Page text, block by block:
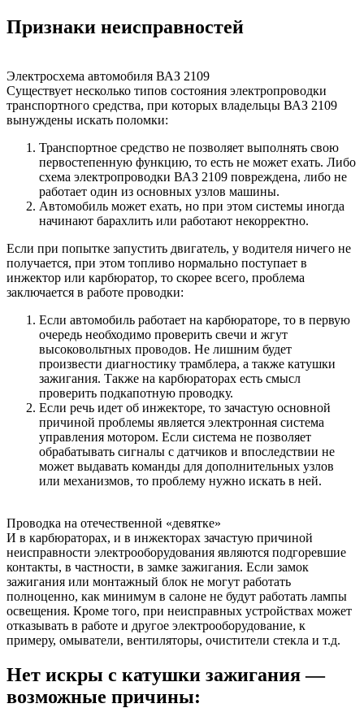
Признаки неисправностей
Электросхема автомобиля ВАЗ 2109
Существует несколько типов состояния электропроводки
транспортного средства, при которых владельцы ВАЗ 2109
вынуждены искать поломки:
Транспортное средство не позволяет выполнять свою
первостепенную функцию, то есть не может ехать. Либо
схема электропроводки ВАЗ 2109 повреждена, либо не
работает один из основных узлов машины.
Автомобиль может ехать, но при этом системы иногда
начинают барахлить или работают некорректно.
Если при попытке запустить двигатель, у водителя ничего не
получается, при этом топливо нормально поступает в
инжектор или карбюратор, то скорее всего, проблема
заключается в работе проводки:
Если автомобиль работает на карбюраторе, то в первую
очередь необходимо проверить свечи и жгут
высоковольтных проводов. Не лишним будет
произвести диагностику трамблера, а также катушки
зажигания. Также на карбюраторах есть смысл
проверить подкапотную проводку.
Если речь идет об инжекторе, то зачастую основной
причиной проблемы является электронная система
управления мотором. Если система не позволяет
обрабатывать сигналы с датчиков и впоследствии не
может выдавать команды для дополнительных узлов
или механизмов, то проблему нужно искать в ней.
Проводка на отечественной «девятке»
И в карбюраторах, и в инжекторах зачастую причиной
неисправности электрооборудования являются подгоревшие
контакты, в частности, в замке зажигания. Если замок
зажигания или монтажный блок не могут работать
полноценно, как минимум в салоне не будут работать лампы
освещения. Кроме того, при неисправных устройствах может
отказывать в работе и другое электрооборудование, к
примеру, омыватели, вентиляторы, очистители стекла и т.д.
Нет искры с катушки зажигания —
возможные причины: